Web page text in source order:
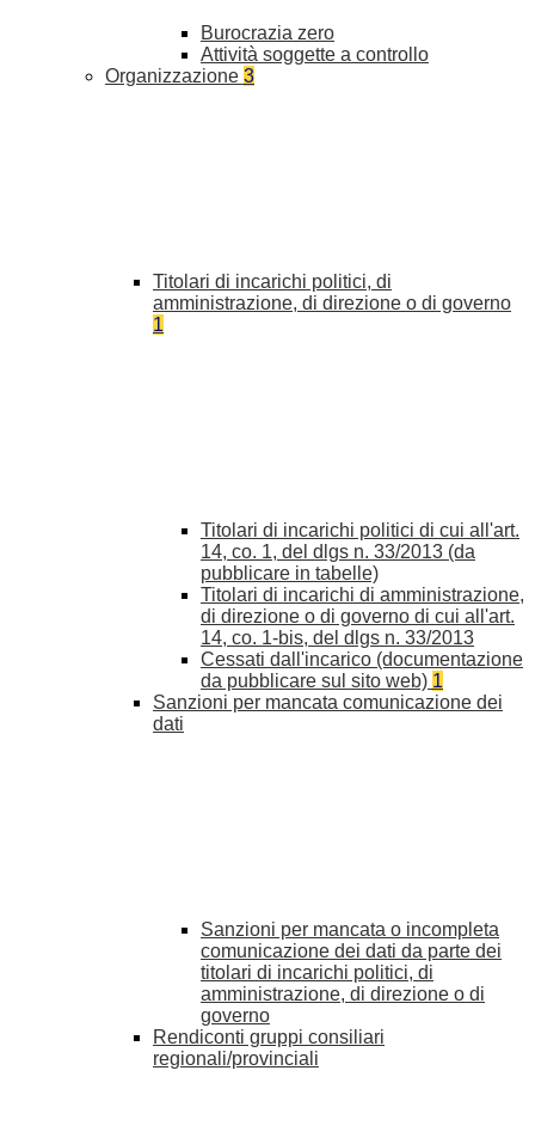
Burocrazia zero
Attività soggette a controllo
Organizzazione 3
Titolari di incarichi politici, di
amministrazione, di direzione o di governo
1
Titolari di incarichi politici di cui all'art.
14, co. 1, del dlgs n. 33/2013 (da
pubblicare in tabelle)
Titolari di incarichi di amministrazione,
di direzione o di governo di cui all'art.
14, co. 1-bis, del dlgs n. 33/2013
Cessati dall'incarico (documentazione
da pubblicare sul sito web) 1
Sanzioni per mancata comunicazione dei
dati
Sanzioni per mancata o incompleta
comunicazione dei dati da parte dei
titolari di incarichi politici, di
amministrazione, di direzione o di
governo
Rendiconti gruppi consiliari
regionali/provinciali